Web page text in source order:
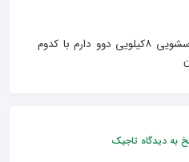
سلام وقت بخیر من ماشین لباسشویی ۸کیلویی دوو دارم با کدوم
به دیدگاه تاجیک